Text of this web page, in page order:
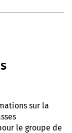
sur la
le groupe de